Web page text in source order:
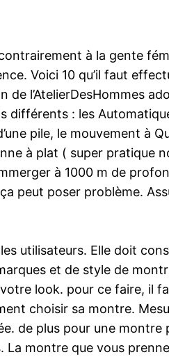
à la gente
Voici 10 qu’il faut
l’AtelierDesHommes
différents : les
pile, le mouvement à
à plat ( super pratique
à 1000 m de
peut poser problème.
utilisateurs. Elle doit
et de style de
look. pour ce faire, il
choisir sa montre.
de plus pour une montre
La montre que vous